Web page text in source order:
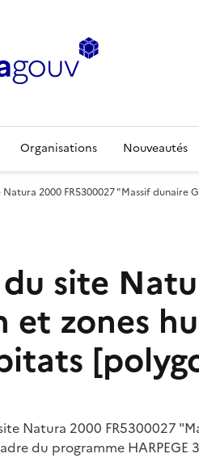
Organisations Nouveautés
2000 FR5300027 "Massif dunaire
site
et zones
Natura 2000 FR5300027
du programme HARPEGE